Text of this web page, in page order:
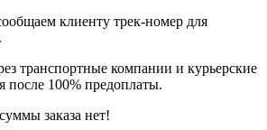
клиенту трек-номер для
транспортные компании и курьерские
100% предоплаты.
заказа нет!